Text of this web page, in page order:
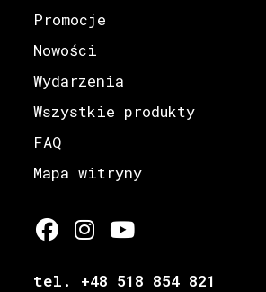
Promocje
Nowości
Wydarzenia
Wszystkie produkty
FAQ
Mapa witryny
tel. +48 518 854 821